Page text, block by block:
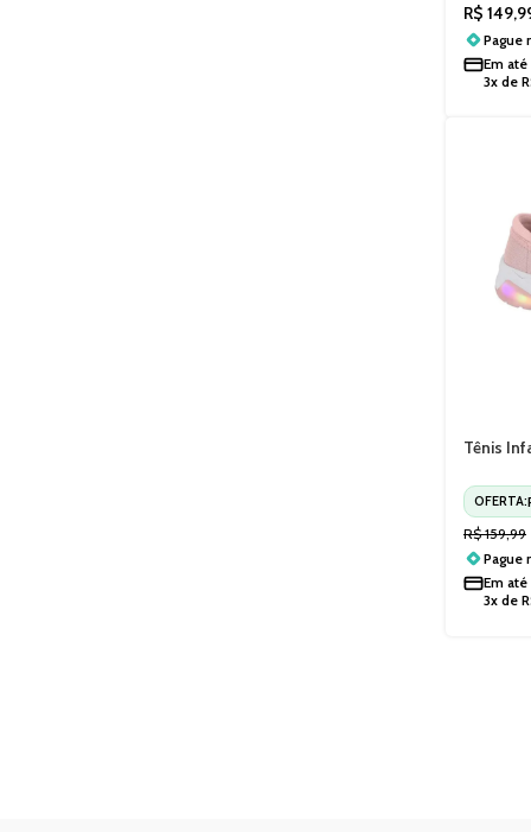
R$
Pague
Em até
3x de
Tênis
2571200
OFERTA:
R$159,99
Pague
Em até
3x de